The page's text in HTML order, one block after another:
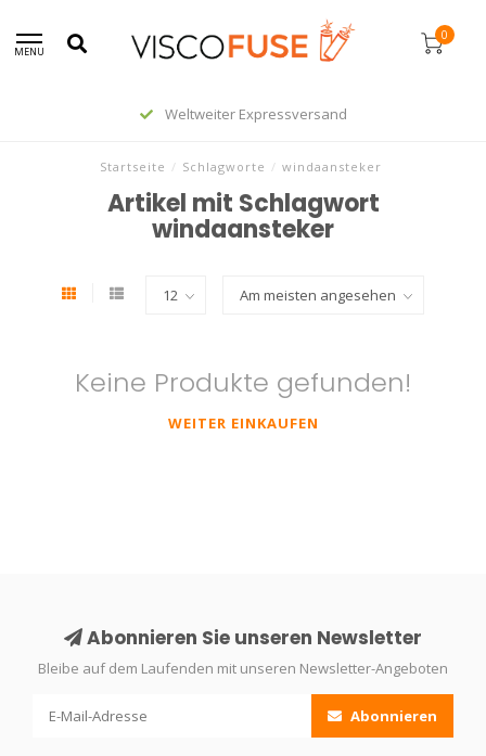
MENU
0
Weltweiter Expressversand
Startseite / Schlagworte / windaansteker
Artikel mit Schlagwort
windaansteker
Keine Produkte gefunden!
WEITER EINKAUFEN
Abonnieren Sie unseren Newsletter
Bleibe auf dem Laufenden mit unseren Newsletter-Angeboten
Abonnieren